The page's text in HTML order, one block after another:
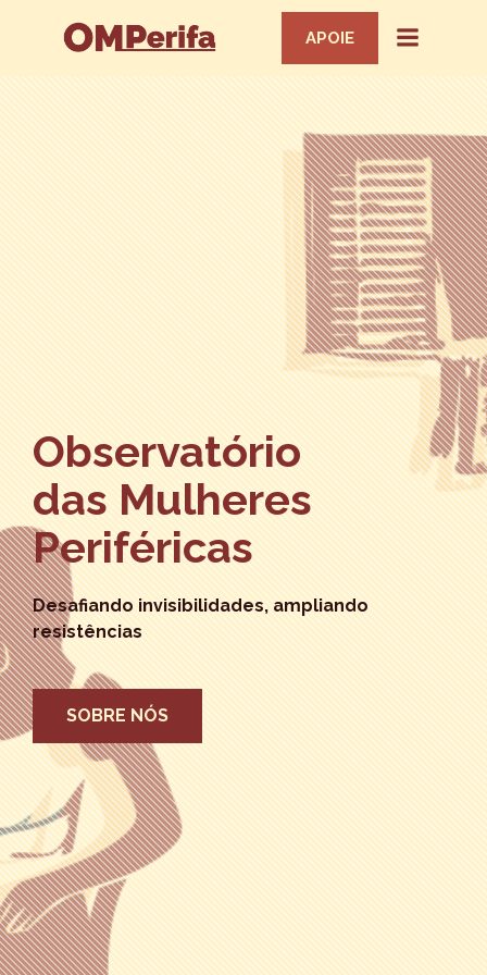
APOIE
Observatório
das Mulheres
Periféricas
Desafiando invisibilidades, ampliando
resistências
SOBRE NÓS